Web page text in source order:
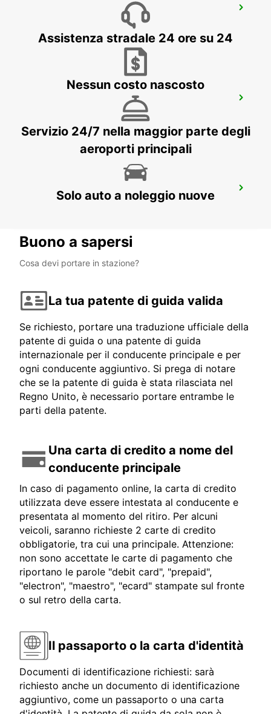
CHEMNITZ
Assistenza stradale 24 ore su 24
Nessun costo nascosto
Servizio 24/7 nella maggior parte degli
aeroporti principali
Solo auto a noleggio nuove
Buono a sapersi
Cosa devi portare in stazione?
La tua patente di guida valida
Se richiesto, portare una traduzione ufficiale della
patente di guida o una patente di guida
internazionale per il conducente principale e per
ogni conducente aggiuntivo. Si prega di notare
che se la patente di guida è stata rilasciata nel
Regno Unito, è necessario portare entrambe le
parti della patente.
Una carta di credito a nome del
conducente principale
In caso di pagamento online, la carta di credito
utilizzata deve essere intestata al conducente e
presentata al momento del ritiro. Per alcuni
veicoli, saranno richieste 2 carte di credito
obbligatorie, tra cui una principale. Attenzione:
non sono accettate le carte di pagamento che
riportano le parole "debit card", "prepaid",
"electron", "maestro", "ecard" stampate sul fronte
o sul retro della carta.
Il passaporto o la carta d'identità
Documenti di identificazione richiesti: sarà
richiesto anche un documento di identificazione
aggiuntivo, come un passaporto o una carta